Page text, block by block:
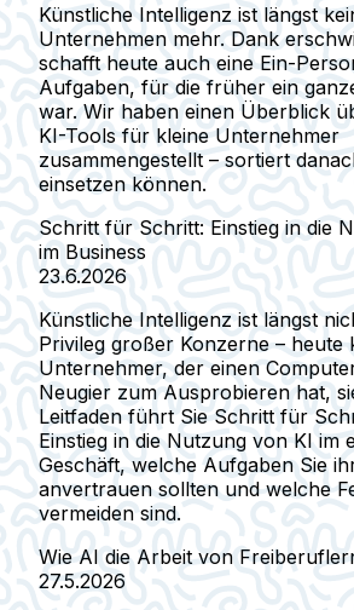
Künstliche Intelligenz ist längst
Unternehmen mehr. Dank
schafft heute auch eine Ein-
Aufgaben, für die früher ein
war. Wir haben einen Überblick
KI-Tools für kleine Unternehmer
zusammengestellt – sortiert
einsetzen können.
Schritt für Schritt: Einstieg in die
im Business
23.6.2026
Künstliche Intelligenz ist längst
Privileg großer Konzerne – heute
Unternehmer, der einen
Neugier zum Ausprobieren hat,
Leitfaden führt Sie Schritt für
Einstieg in die Nutzung von KI im
Geschäft, welche Aufgaben Sie
anvertrauen sollten und welche
vermeiden sind.
Wie AI die Arbeit von
27.5.2026